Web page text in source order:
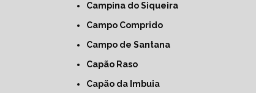
Campina do Siqueira
Campo Comprido
Campo de Santana
Capão Raso
Capão da Imbuia